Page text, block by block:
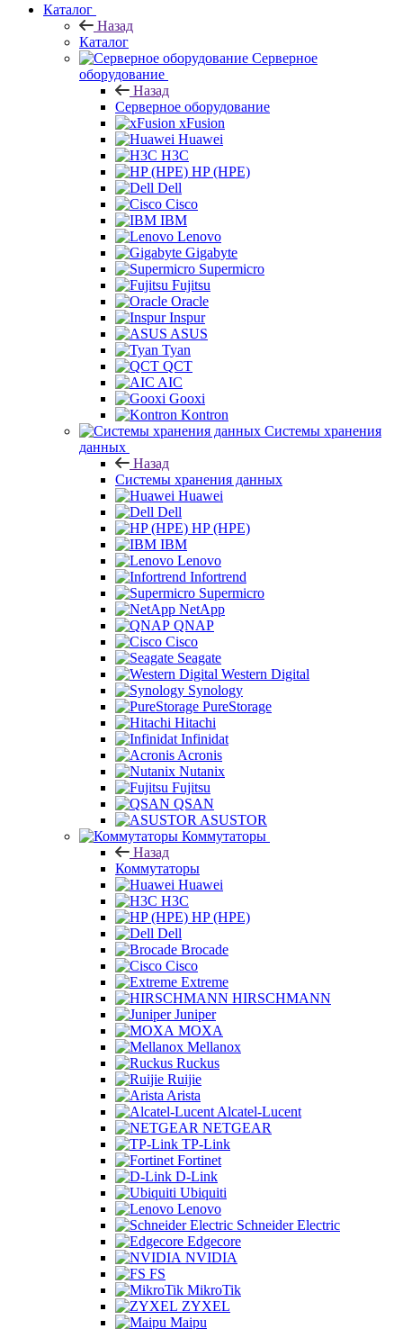
Каталог
Назад
Каталог
Серверное
оборудование
Назад
Серверное оборудование
xFusion
Huawei
H3C
HP (HPE)
Dell
Cisco
IBM
Lenovo
Gigabyte
Supermicro
Fujitsu
Oracle
Inspur
ASUS
Tyan
QCT
AIC
Gooxi
Kontron
Системы хранения
данных
Назад
Системы хранения данных
Huawei
Dell
HP (HPE)
IBM
Lenovo
Infortrend
Supermicro
NetApp
QNAP
Cisco
Seagate
Western Digital
Synology
PureStorage
Hitachi
Infinidat
Acronis
Nutanix
Fujitsu
QSAN
ASUSTOR
Коммутаторы
Назад
Коммутаторы
Huawei
H3C
HP (HPE)
Dell
Brocade
Cisco
Extreme
HIRSCHMANN
Juniper
MOXA
Mellanox
Ruckus
Ruijie
Arista
Alcatel-Lucent
NETGEAR
TP-Link
Fortinet
D-Link
Ubiquiti
Lenovo
Schneider Electric
Edgecore
NVIDIA
FS
MikroTik
ZYXEL
Maipu